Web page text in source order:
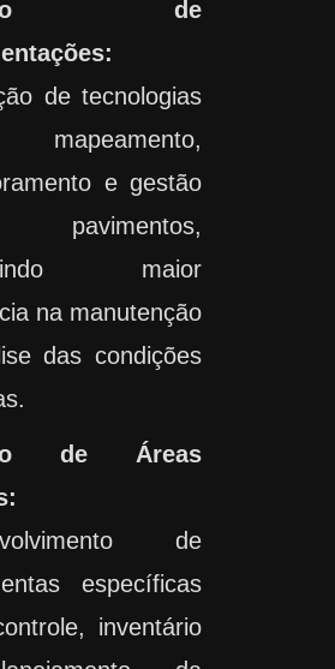
de
de tecnologias
e gestão
maior
na manutenção
das condições
de Áreas
de
específicas
inventário